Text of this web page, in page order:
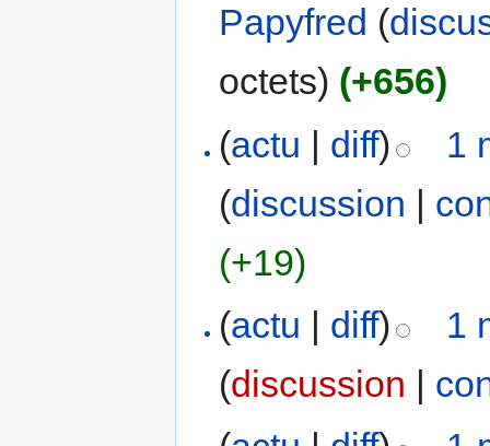
Papyfred (
octets) (+656)
(actu | diff)
1
(discussion |
(+19)
(actu | diff)
1
(discussion |